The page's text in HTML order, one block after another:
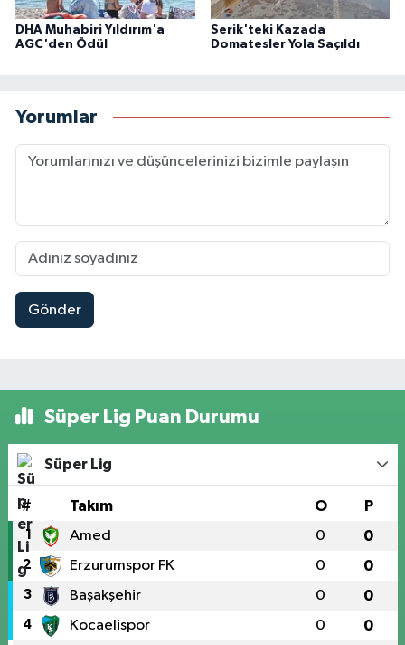
DHA Muhabiri Yıldırım'a
AGC'den Ödül
Serik'teki Kazada
Domatesler Yola Saçıldı
Yorumlar
Gönder
Süper Lig Puan Durumu
Süper Lig
# Takım O P
1 Amed 0 0
2 Erzurumspor FK 0 0
3 Başakşehir 0 0
4 Kocaelispor 0 0